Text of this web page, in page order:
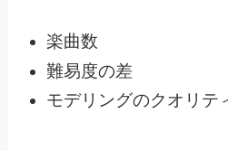
楽曲数
難易度の差
モデリングのクオリテ